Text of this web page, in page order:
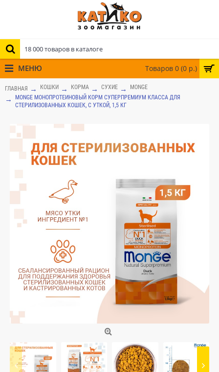
Товаров 0 (0 р.)
МЕНЮ
ГЛАВНАЯ КОШКИ КОРМА СУХИЕ
MONGE
MONGE МОНОПРОТЕИНОВЫЙ КОРМ СУПЕРПРЕМИУМ КЛАССА ДЛЯ
СТЕРИЛИЗОВАННЫХ КОШЕК, С УТКОЙ, 1,5 КГ